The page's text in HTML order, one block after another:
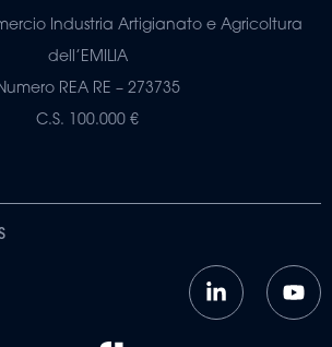
Industria Artigianato e Agricoltura
dell’EMILIA
REA RE – 273735
C.S. 100.000 €